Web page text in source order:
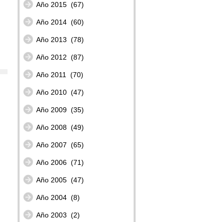
Año 2015 (67)
Año 2014 (60)
Año 2013 (78)
Año 2012 (87)
Año 2011 (70)
Año 2010 (47)
Año 2009 (35)
Año 2008 (49)
Año 2007 (65)
Año 2006 (71)
Año 2005 (47)
Año 2004 (8)
Año 2003 (2)